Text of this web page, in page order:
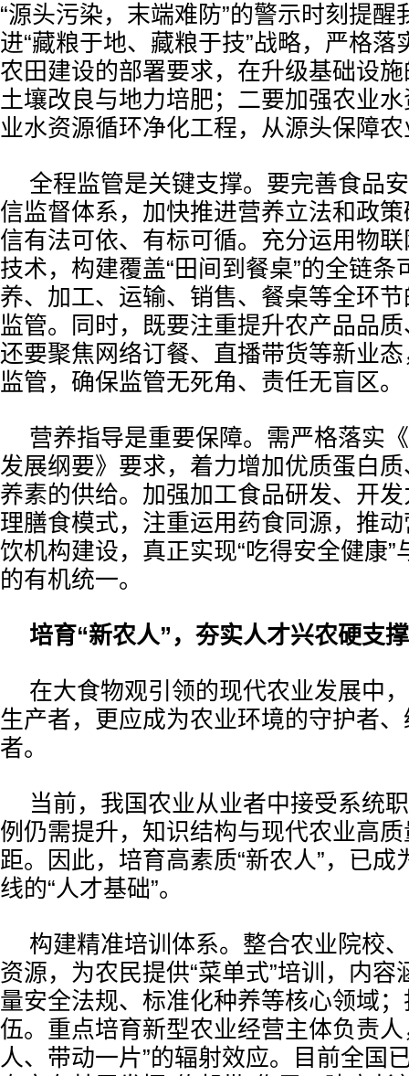
“源头污染，末端难防”的警示时刻提醒
进“藏粮于地、藏粮于技”战略，严格落
农田建设的部署要求，在升级基础设
土壤改良与地力培肥；二要加强农业
业水资源循环净化工程，从源头保障
全程监管是关键支撑。要完善食品
信监督体系，加快推进营养立法和政
信有法可依、有标可循。充分运用物
技术，构建覆盖“田间到餐桌”的全链条
养、加工、运输、销售、餐桌等全环
监管。同时，既要注重提升农产品品
还要聚焦网络订餐、直播带货等新业
监管，确保监管无死角、责任无盲区。
营养指导是重要保障。需严格落实
发展纲要》要求，着力增加优质蛋白
养素的供给。加强加工食品研发、开
理膳食模式，注重运用药食同源，推
饮机构建设，真正实现“吃得安全健康”
的有机统一。
培育“新农人”，夯实人才兴农硬支撑
在大食物观引领的现代农业发展中
生产者，更应成为农业环境的守护者
者。
当前，我国农业从业者中接受系统
例仍需提升，知识结构与现代农业高
距。因此，培育高素质“新农人”，已成
线的“人才基础”。
构建精准培训体系。整合农业院校
资源，为农民提供“菜单式”培训，内容
量安全法规、标准化种养等核心领域
伍。重点培育新型农业经营主体负责人
人、带动一片”的辐射效应。目前全国